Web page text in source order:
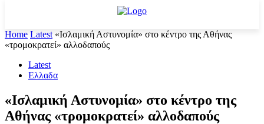
Home Latest «Ισλαμική Αστυνομία» στο κέντρο της Αθήνας
«τρομοκρατεί» αλλοδαπούς
Latest
Ελλαδα
«Ισλαμική Αστυνομία» στο κέντρο της
Αθήνας «τρομοκρατεί» αλλοδαπούς